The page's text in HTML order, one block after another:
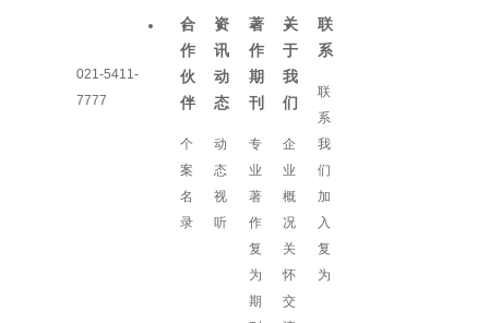
021-5411-
7777
合
作
伙
伴
个
案
名
录
资
讯
动
态
动
态
视
听
著
作
期
刊
专
业
著
作
复
为
期
关
于
我
们
企
业
概
况
关
怀
交
联
系
联
系
我
们
加
入
复
为